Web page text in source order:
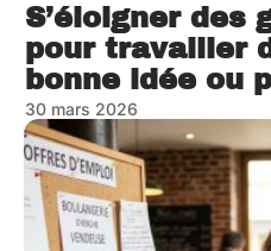
S’éloigner des
pour travailler
bonne idée ou
30 mars 2026